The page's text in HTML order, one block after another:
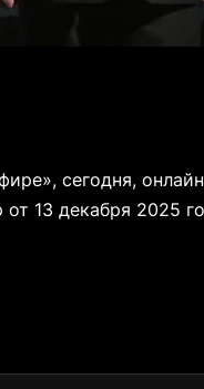
сегодня,
13 декабря 2025